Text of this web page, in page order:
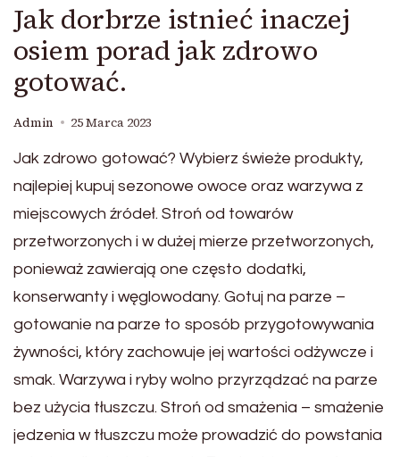
Jak dorbrze istnieć inaczej
osiem porad jak zdrowo
gotować.
Admin 25 Marca 2023
Jak zdrowo gotować? Wybierz świeże produkty,
najlepiej kupuj sezonowe owoce oraz warzywa z
miejscowych źródeł. Stroń od towarów
przetworzonych i w dużej mierze przetworzonych,
ponieważ zawierają one często dodatki,
konserwanty i węglowodany. Gotuj na parze –
gotowanie na parze to sposób przygotowywania
żywności, który zachowuje jej wartości odżywcze i
smak. Warzywa i ryby wolno przyrządzać na parze
bez użycia tłuszczu. Stroń od smażenia – smażenie
jedzenia w tłuszczu może prowadzić do powstania